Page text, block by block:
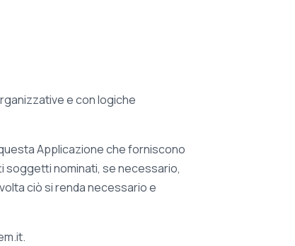
e con logiche
Applicazione che forniscono
soggetti nominati, se necessario,
ciò si renda necessario e